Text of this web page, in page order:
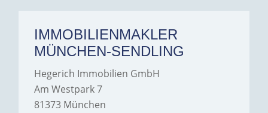
IMMOBILIENMAKLER
MÜNCHEN-SENDLING
Hegerich Immobilien GmbH
Am Westpark 7
81373 München